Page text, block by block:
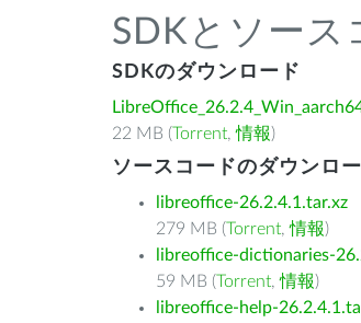
SDKとソース
SDKのダウンロード
22 MB (Torrent,情報)
ソースコードのダウンロ
libreoffice-26.2.4.1.tar.xz
279 MB (Torrent,情報)
libreoffice-dictionaries-
59 MB (Torrent,情報)
libreoffice-help-